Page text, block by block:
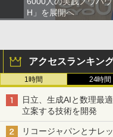
H」を展開へ
アクセスランキン
1時間 24時間
日立、生成AIと数理最
立案する技術を開発
リコージャパンとナレ